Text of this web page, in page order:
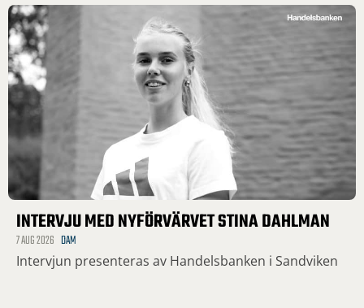
INTERVJU MED NYFÖRVÄRVET STINA DAHLMAN
7 AUG 2026 DAM
Intervjun presenteras av Handelsbanken i Sandviken